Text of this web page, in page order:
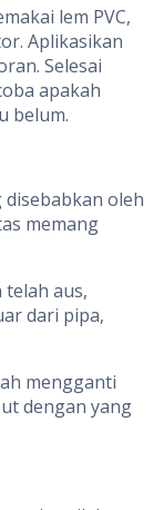
lem PVC,
Aplikasikan
Selesai
apakah
belum.
oleh
memang
aus,
dari pipa,
mengganti
dengan yang